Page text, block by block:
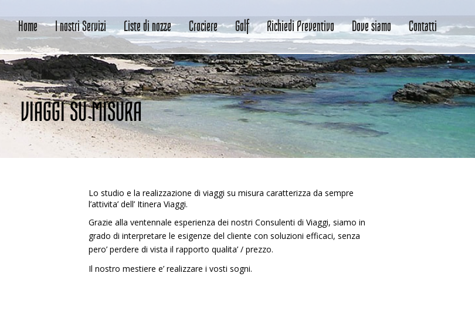
Home I nostri Servizi Liste di nozze Crociere Golf Richiedi Preventivo Dove siamo Contatti
VIAGGI SU MISURA
Lo studio e la realizzazione di viaggi su misura caratterizza da sempre
l’attivita’ dell’ Itinera Viaggi.
Grazie alla ventennale esperienza dei nostri Consulenti di Viaggi, siamo in
grado di interpretare le esigenze del cliente con soluzioni efficaci, senza
pero’ perdere di vista il rapporto qualita’ / prezzo.
Il nostro mestiere e’ realizzare i vosti sogni.